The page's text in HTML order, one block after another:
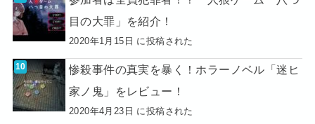
目の大罪」を紹介！
2020年1月15日 に投稿された
惨殺事件の真実を暴く！ホラーノベル「迷ヒ
家ノ鬼」をレビュー！
2020年4月23日 に投稿された